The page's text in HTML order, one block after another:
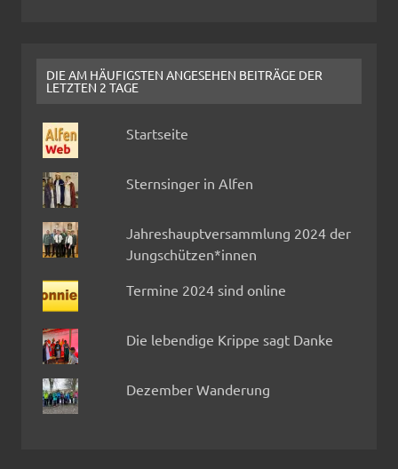
DIE AM HÄUFIGSTEN ANGESEHEN BEITRÄGE DER
LETZTEN 2 TAGE
Startseite
Sternsinger in Alfen
Jahreshauptversammlung 2024 der
Jungschützen*innen
Termine 2024 sind online
Die lebendige Krippe sagt Danke
Dezember Wanderung